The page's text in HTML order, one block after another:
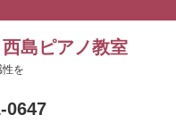
島ピアノ教室
を
0647